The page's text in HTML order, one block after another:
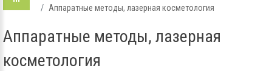
Аппаратные методы, лазерная косметология
Аппаратные методы, лазерная
косметология